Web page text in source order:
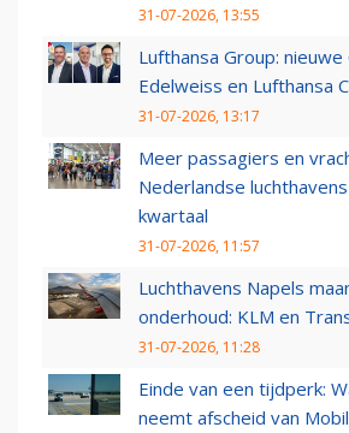
31-07-2026, 13:55
Lufthansa Group: nieuwe
Edelweiss en Lufthansa
31-07-2026, 13:17
Meer passagiers en
Nederlandse
kwartaal
31-07-2026, 11:57
Luchthavens Napels
onderhoud: KLM en
31-07-2026, 11:28
Einde van een tijdperk:
neemt afscheid van